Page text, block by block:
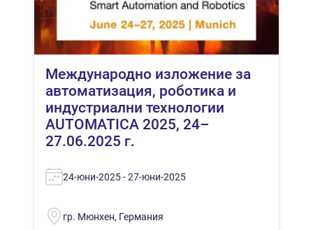
Международно изложение за
автоматизация, роботика и
индустриални технологии
AUTOMATICA 2025, 24–
27.06.2025 г.
24-юни-2025 - 27-юни-2025
гр. Мюнхен, Германия